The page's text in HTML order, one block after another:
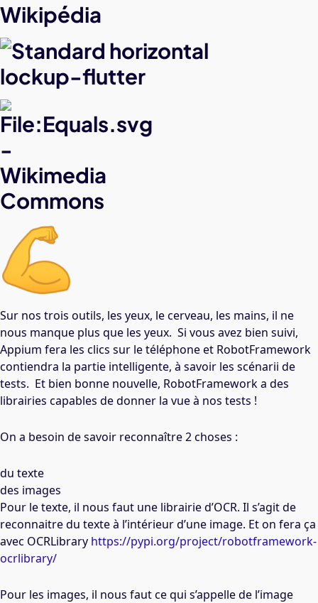
Sur nos trois outils, les yeux, le cerveau, les mains, il ne
nous manque plus que les yeux. Si vous avez bien suivi,
Appium fera les clics sur le téléphone et RobotFramework
contiendra la partie intelligente, à savoir les scénarii de
tests. Et bien bonne nouvelle, RobotFramework a des
librairies capables de donner la vue à nos tests !
On a besoin de savoir reconnaître 2 choses :
du texte
des images
Pour le texte, il nous faut une librairie d’OCR. Il s’agit de
reconnaitre du texte à l’intérieur d’une image. Et on fera ça
avec OCRLibrary https://pypi.org/project/robotframework-
ocrlibrary/
Pour les images, il nous faut ce qui s’appelle de l’image